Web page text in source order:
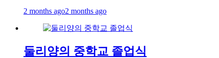
2 months ago2 months ago
둘리양의 중학교 졸업식